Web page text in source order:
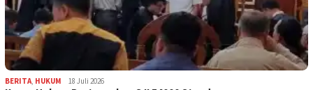
BERITA, HUKUM 18 Juli 2026